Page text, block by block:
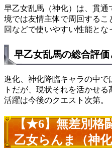
早乙女乱馬（神化）は、貫
境では友情主体で周回するこ
回などで使いやすい性能とな
早乙女乱馬の総合評
進化、神化降臨キャラの中で
トだが、現状それを活かせる
活躍は今後のクエスト次第。
【★6】無差別格
乙女らんま（神